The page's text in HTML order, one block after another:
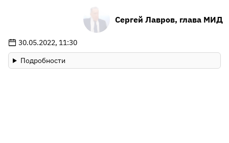
Сергей Лавров, глава МИД
30.05.2022, 11:30
Подробности